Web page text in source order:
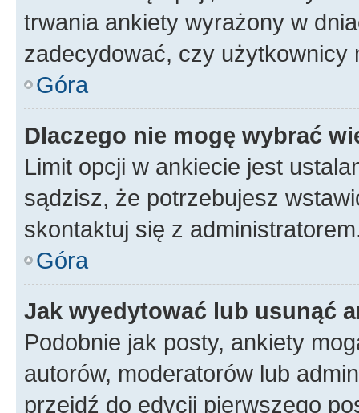
trwania ankiety wyrażony w
zadecydować, czy użytkownicy
Góra
Dlaczego nie mogę wybrać
Limit opcji w ankiecie jest
sądzisz, że potrzebujesz
skontaktuj się z
Góra
Jak wyedytować lub usunąć
Podobnie jak posty, ankiety
autorów, moderatorów lub
przejdź do edycji pierwszego